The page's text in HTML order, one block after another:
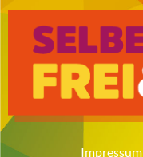
Impressum